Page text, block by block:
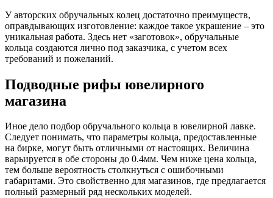
У авторских обручальных колец достаточно преимуществ,
оправдывающих изготовление: каждое такое украшение – это
уникальная работа. Здесь нет «заготовок», обручальные
кольца создаются лично под заказчика, с учетом всех
требований и пожеланий.
Подводные рифы ювелирного
магазина
Иное дело подбор обручального кольца в ювелирной лавке.
Следует понимать, что параметры кольца, предоставленные
на бирке, могут быть отличными от настоящих. Величина
варьируется в обе стороны до 0.4мм. Чем ниже цена кольца,
тем больше вероятность столкнуться с ошибочными
габаритами. Это свойственно для магазинов, где предлагается
полный размерный ряд нескольких моделей.